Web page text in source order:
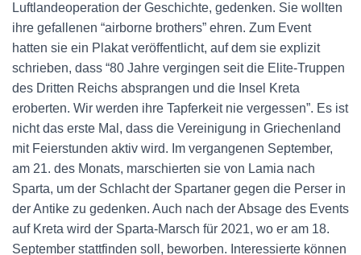
Luftlandeoperation der Geschichte, gedenken. Sie wollten
ihre gefallenen “airborne brothers” ehren. Zum Event
hatten sie ein Plakat veröffentlicht, auf dem sie explizit
schrieben, dass “80 Jahre vergingen seit die Elite-Truppen
des Dritten Reichs absprangen und die Insel Kreta
eroberten. Wir werden ihre Tapferkeit nie vergessen”. Es ist
nicht das erste Mal, dass die Vereinigung in Griechenland
mit Feierstunden aktiv wird. Im vergangenen September,
am 21. des Monats, marschierten sie von Lamia nach
Sparta, um der Schlacht der Spartaner gegen die Perser in
der Antike zu gedenken. Auch nach der Absage des Events
auf Kreta wird der Sparta-Marsch für 2021, wo er am 18.
September stattfinden soll, beworben. Interessierte können